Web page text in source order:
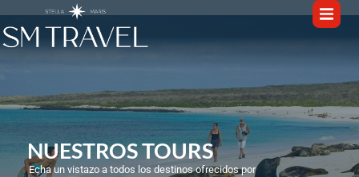
NUESTROS TOURS​
Echa un vistazo a todos los destinos ofrecidos por